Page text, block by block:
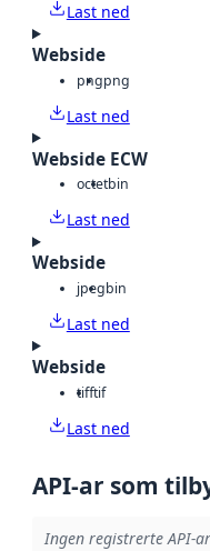
Last ned
Webside
pngpng
Last ned
Webside ECW
octetbin
Last ned
Webside
jpegbin
Last ned
Webside
tifftif
Last ned
API-ar som
Ingen registrerte API-